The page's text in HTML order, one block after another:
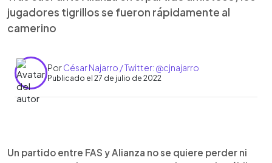
jugadores tigrillos se fueron rápidamente al
camerino
PorCésar Najarro / Twitter: @cjnajarro
Publicado el 27 de julio de 2022
► Escuchar artículo
Un partido entre FAS y Alianza no se quiere perder ni